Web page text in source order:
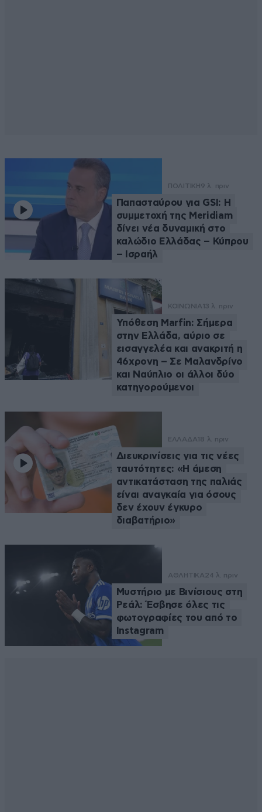
ΠΟΛΙΤΙΚΗ9 λ. πριν
Παπασταύρου για GSI: Η
συμμετοχή της Meridiam
δίνει νέα δυναμική στο
καλώδιο Ελλάδας – Κύπρου
– Ισραήλ
ΚΟΙΝΩΝΙΑ 13 λ. πριν
Υπόθεση Marfin: Σήμερα
στην Ελλάδα, αύριο σε
εισαγγελέα και ανακριτή η
46χρονη – Σε Μαλανδρίνο
και Ναύπλιο οι άλλοι δύο
κατηγορούμενοι
ΕΛΛΑΔΑ 18 λ. πριν
Διευκρινίσεις για τις νέες
ταυτότητες: «Η άμεση
αντικατάσταση της παλιάς
είναι αναγκαία για όσους
δεν έχουν έγκυρο
διαβατήριο»
ΑΘΛΗΤΙΚΑ24 λ. πριν
Μυστήριο με Βινίσιους στη
Ρεάλ: Έσβησε όλες τις
φωτογραφίες του από το
Instagram